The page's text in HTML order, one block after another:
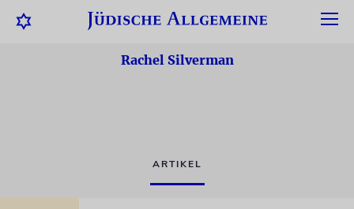
Rachel Silverman
ARTIKEL